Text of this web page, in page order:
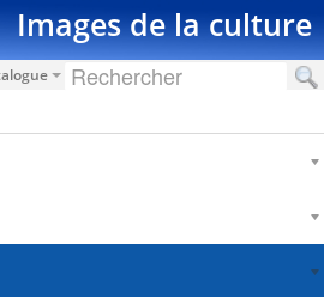
Images de la culture